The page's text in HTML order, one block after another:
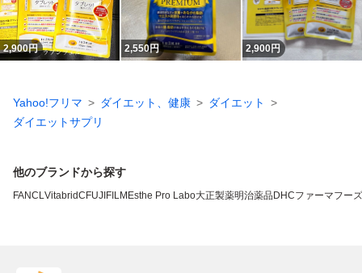
2,900円 2,550円 2,900円
Yahoo!フリマ ダイエット、健康
ダイエット
ダイエットサプリ
他のブランドから探す
FANCLVitabridC FUJIFILM Esthe Pro Labo大正製薬明治薬品DHCファーマフーズ